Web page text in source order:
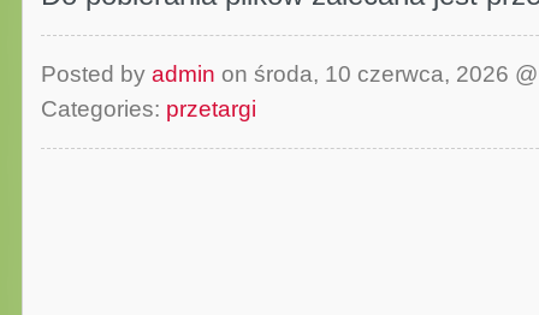
Posted by admin on środa, 10 czerwca, 2026
Categories: przetargi